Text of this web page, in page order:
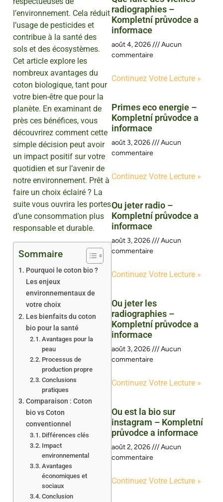
l’environnement. Cela réduit
l’usage de pesticides et
contribue à la santé des
sols et des écosystèmes.
Cet article explore les
nombreux avantages du
coton biologique, tant pour
votre bien-être que pour la
planète. En examinant de
près ces bénéfices, vous
découvrirez comment cette
simple décision peut avoir
un impact positif sur votre
quotidien et sur l’avenir de
notre environnement. Prêt à
faire un choix éclairé ? La
suite vous ouvrira les portes
d’une consommation plus
responsable et durable.
Sommaire
Pourquoi le coton bio ?
Les enjeux
environnementaux de
votre choix
Les bienfaits du coton
bio pour la santé
Avantages pour la
peau
Processus de
production propre
Conclusions
pratiques
Comparaison : Coton
bio vs Coton
conventionnel
Différences clés
Impact
environnemental
Avantages
économiques et
sociaux
Conclusion
radiographies –
Kompletní průvodce a
informace
août 4, 2026
Aucun
commentaire
Continuez Votre Lecture »
Primes eco energie –
Kompletní průvodce a
informace
août 3, 2026
Aucun
commentaire
Continuez Votre Lecture »
Ou jeter radio –
Kompletní průvodce a
informace
août 3, 2026
Aucun
commentaire
Continuez Votre Lecture »
Ou jeter les
radiographies –
Kompletní průvodce a
informace
août 3, 2026
Aucun
commentaire
Continuez Votre Lecture »
Ou est la bio sur
instagram – Kompletní
průvodce a informace
août 2, 2026
Aucun
commentaire
Continuez Votre Lecture »